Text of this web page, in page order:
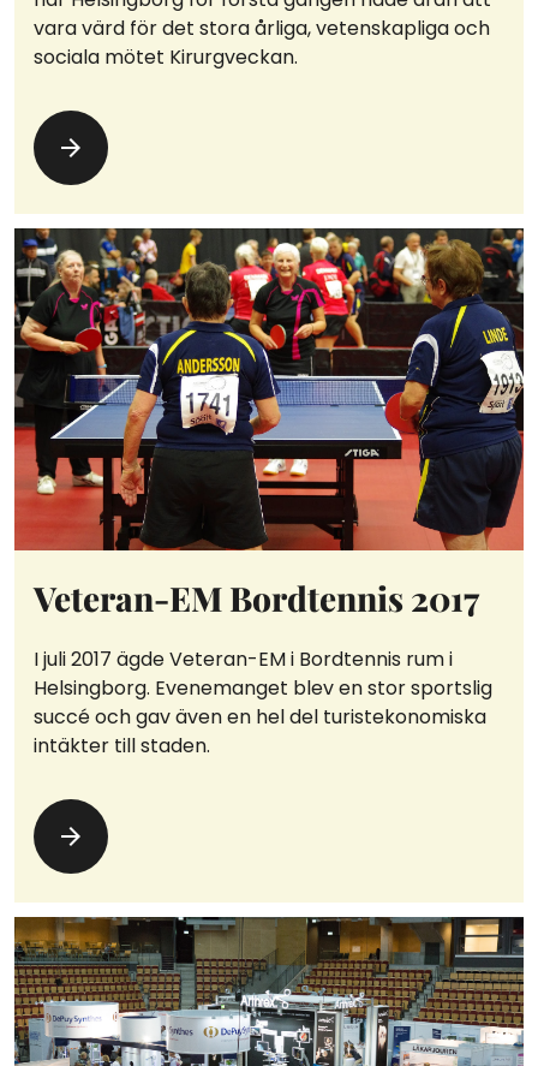
vara värd för det stora årliga, vetenskapliga och
sociala mötet Kirurgveckan.
Veteran-EM Bordtennis 2017
I juli 2017 ägde Veteran-EM i Bordtennis rum i
Helsingborg. Evenemanget blev en stor sportslig
succé och gav även en hel del turistekonomiska
intäkter till staden.